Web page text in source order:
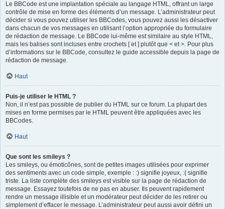
Le BBCode est une implantation spéciale au langage HTML, offrant un large
contrôle de mise en forme des éléments d’un message. L’administrateur peut
décider si vous pouvez utiliser les BBCodes, vous pouvez aussi les désactiver
dans chacun de vos messages en utilisant l’option appropriée du formulaire
de rédaction de message. Le BBCode lui-même est similaire au style HTML,
mais les balises sont incluses entre crochets [ et ] plutôt que < et >. Pour plus
d’informations sur le BBCode, consultez le guide accessible depuis la page de
rédaction de message.
Haut
Puis-je utiliser le HTML ?
Non, il n’est pas possible de publier du HTML sur ce forum. La plupart des
mises en forme permises par le HTML peuvent être appliquées avec les
BBCodes.
Haut
Que sont les smileys ?
Les smileys, ou émoticônes, sont de petites images utilisées pour exprimer
des sentiments avec un code simple, exemple : :) signifie joyeux, :( signifie
triste. La liste complète des smileys est visible sur la page de rédaction de
message. Essayez toutefois de ne pas en abuser. Ils peuvent rapidement
rendre un message illisible et un modérateur peut décider de les retirer ou
simplement d’effacer le message. L’administrateur peut aussi avoir défini un